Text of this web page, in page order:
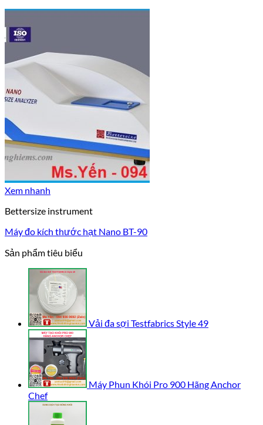
Xem nhanh
Bettersize instrument
Máy đo kích thước hạt Nano BT-90
Sản phẩm tiêu biểu
Vải đa sợi Testfabrics Style 49
Máy Phun Khói Pro 900 Hãng Anchor
Chef